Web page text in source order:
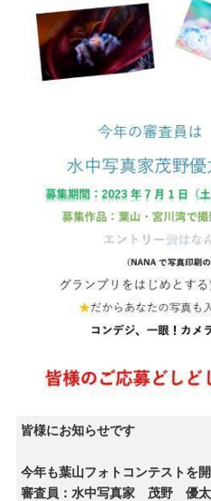
皆様にお知らせです
今年も葉山フォトコンテストを
審査員：水中写真家 茂野 優